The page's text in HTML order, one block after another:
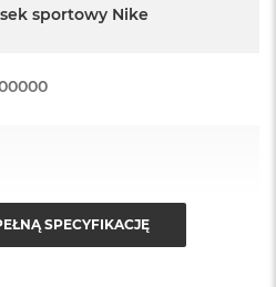
sportowy Nike
SPECYFIKACJĘ